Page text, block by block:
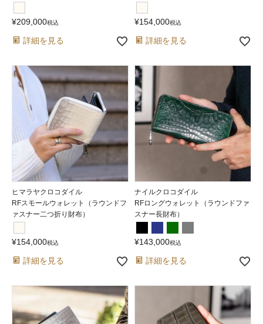
¥209,000税込
詳細を見る
¥154,000税込
詳細を見る
ヒマラヤクロコダイル
RFスモールウォレット（ラウンドフ
ァスナー二つ折り財布）
¥154,000税込
詳細を見る
ナイルクロコダイル
RFロングウォレット（ラウンドファ
スナー長財布）
¥143,000税込
詳細を見る